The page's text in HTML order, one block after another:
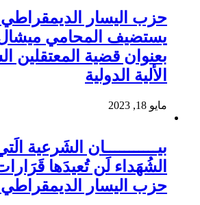
حزب اليسار
يستضيف المحامي
بعنوان قضية المعتقلين
الألية الدولية
مايو 18, 2023
بيـــــــــــان
الشُهَداء لَن تُعيدَها
حزب اليسار